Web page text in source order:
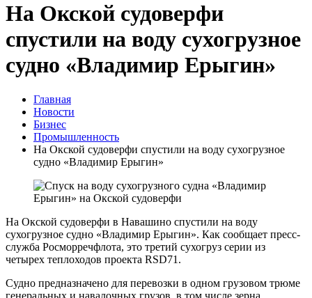
На Окской судоверфи
спустили на воду сухогрузное
судно «Владимир Ерыгин»
Главная
Новости
Бизнес
Промышленность
На Окской судоверфи спустили на воду сухогрузное
судно «Владимир Ерыгин»
На Окской судоверфи в Навашино спустили на воду
сухогрузное судно «Владимир Ерыгин». Как сообщает пресс-
служба Росморречфлота, это третий сухогруз серии из
четырех теплоходов проекта RSD71.
Судно предназначено для перевозки в одном грузовом трюме
генеральных и навалочных грузов, в том числе зерна,